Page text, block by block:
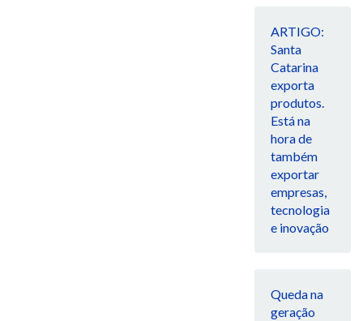
ARTIGO:
Santa
Catarina
exporta
produtos.
Está na
hora de
também
exportar
empresas,
tecnologia
e inovação
Queda na
geração